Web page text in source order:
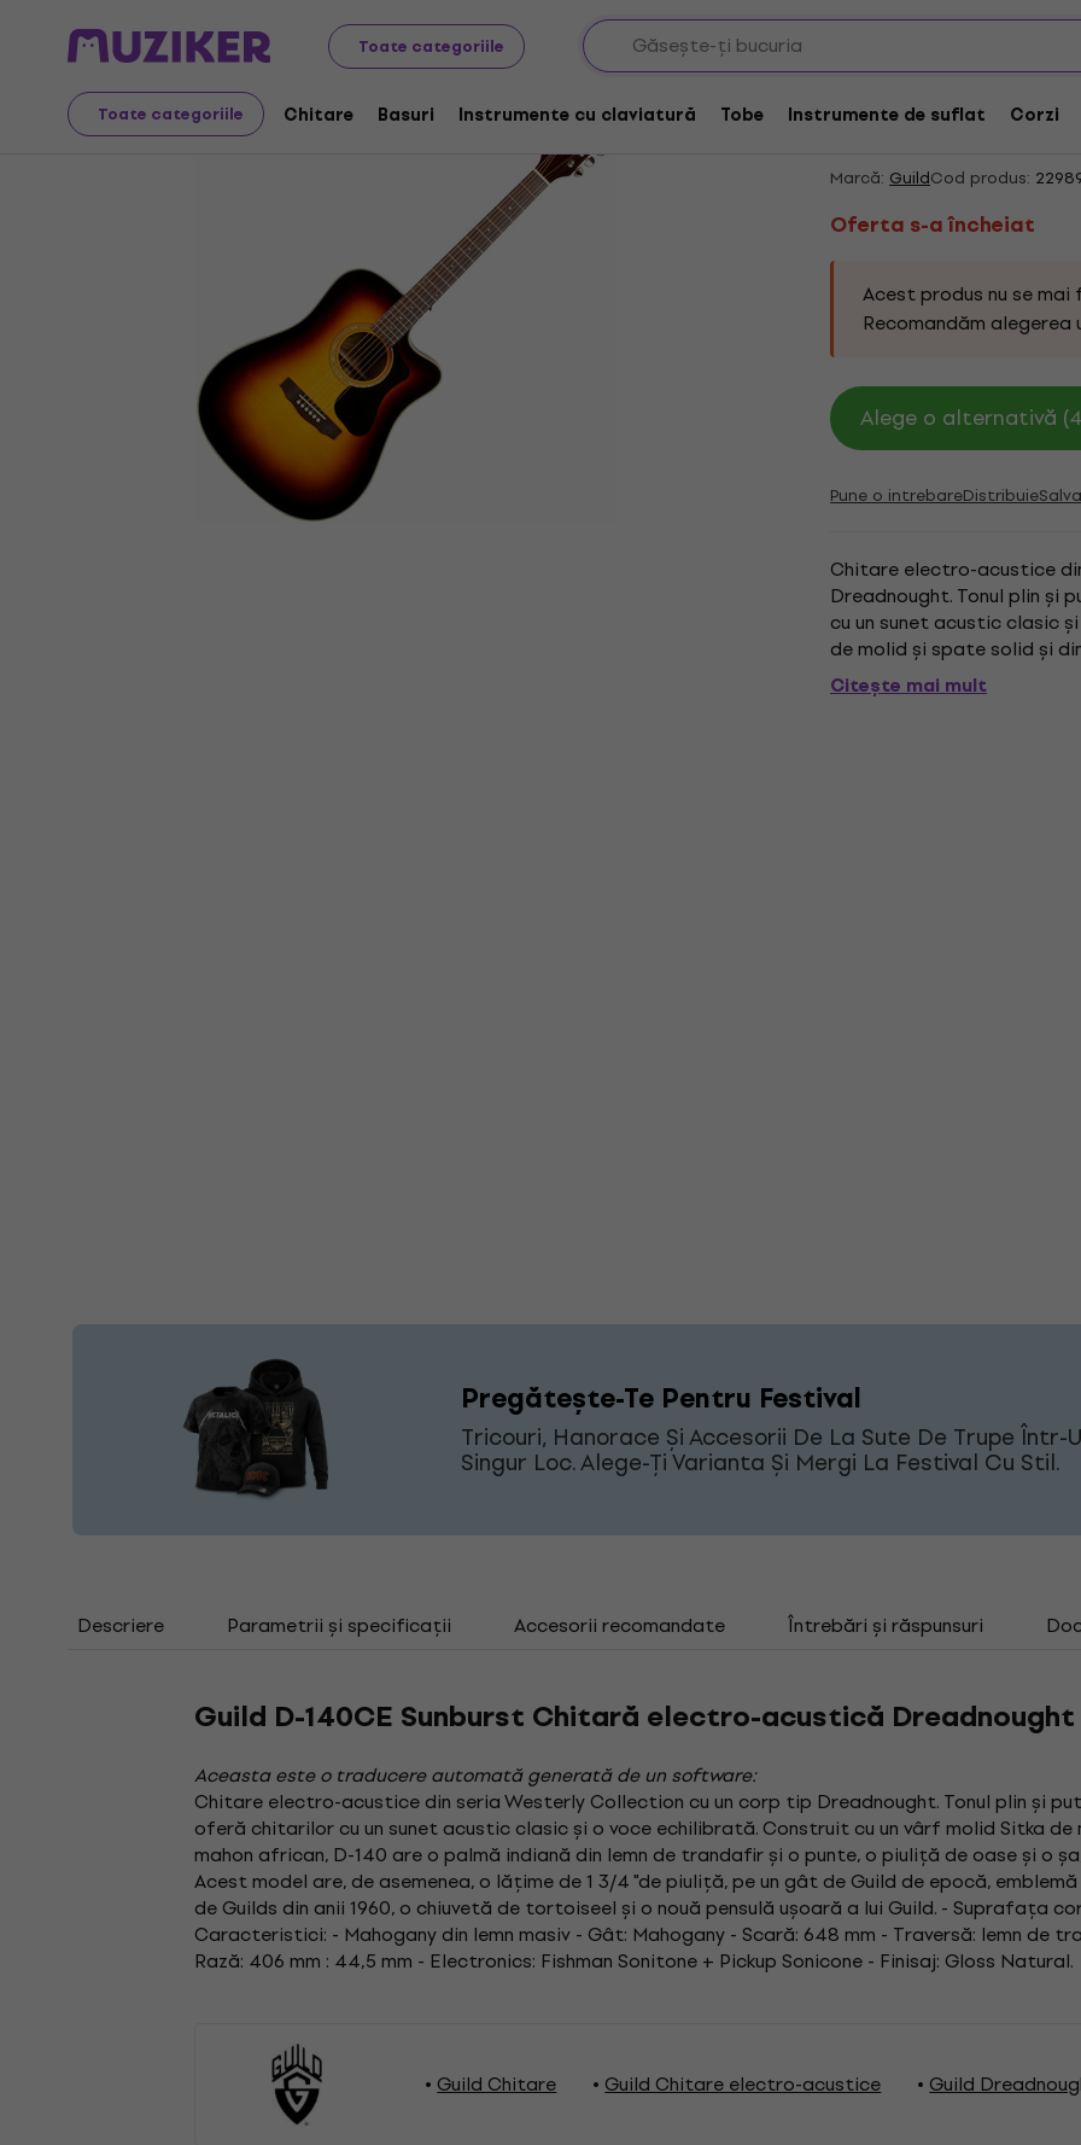
Toate categoriile
Toate categoriile Chitare Basuri Instrumente cu claviatură Tobe Instrumente de suflat Corzi
Instrumente muzicale Chitare Chitare electro-acustice Dreadnought electro-acustică
Oferta s-a încheiat
Oferta s-a încheiat
Guild D-140CE
Marcă: GuildCod produs:
Oferta s-a încheiat
Acest produs nu se
Recomandăm alegerea
Alege o alternativă
Pune o intrebareDistribuie
Chitare electro-acustice
Dreadnought. Tonul plin și
cu un sunet acustic clasic
de molid și spate solid și
din lemn de trandafir și o...
Citește mai mult
Pregătește-Te Pentru Festival
Tricouri, Hanorace Și Accesorii De La Sute De Trupe Într-
Singur Loc. Alege-Ți Varianta Și Mergi La Festival Cu Stil.
Descriere Parametrii și specificații Accesorii recomandate Întrebări și răspunsuri
Guild D-140CE Sunburst Chitară electro-acustică Dreadnought
Aceasta este o traducere automată generată de un software:
Chitare electro-acustice din seria Westerly Collection cu un corp tip Dreadnought. Tonul plin și
oferă chitarilor cu un sunet acustic clasic și o voce echilibrată. Construit cu un vârf molid Sitka de
mahon african, D-140 are o palmă indiană din lemn de trandafir și o punte, o piuliță de oase și o
Acest model are, de asemenea, o lățime de 1 3/4 "de piuliță, pe un gât de Guild de epocă,
de Guilds din anii 1960, o chiuvetă de tortoiseel și o nouă pensulă ușoară a lui Guild. - Suprafața
Caracteristici: - Mahogany din lemn masiv - Gât: Mahogany - Scară: 648 mm - Traversă: lemn de
Rază: 406 mm : 44,5 mm - Electronics: Fishman Sonitone + Pickup Sonicone - Finisaj: Gloss Natural.
Guild Chitare Guild Chitare electro-acustice Guild